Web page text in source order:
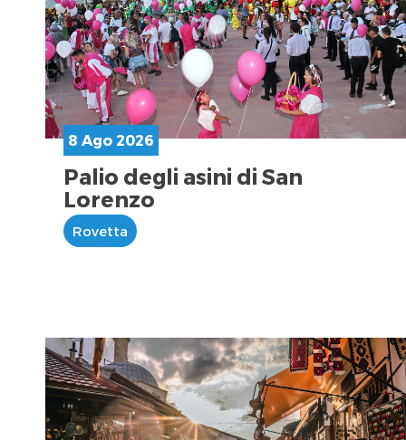
8 Ago 2026
Palio degli asini di San
Lorenzo
Rovetta